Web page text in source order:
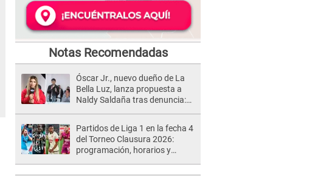
Notas Recomendadas
Óscar Jr., nuevo dueño de La
Bella Luz, lanza propuesta a
Naldy Saldaña tras denuncia:
Partidos de Liga 1 en la fecha 4
del Torneo Clausura 2026:
programación, horarios y